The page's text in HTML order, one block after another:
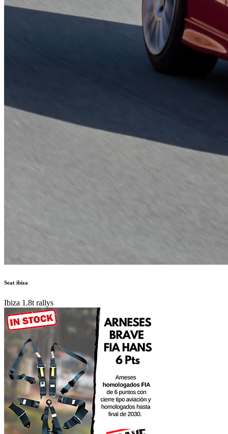
Seat ibiza
Ibiza 1.8t rallys